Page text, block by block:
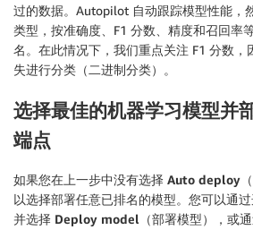
过的数据。Autopilot 自动跟踪模型性能，
类型，按准确度、F1 分数、精度和召回率
名。在此情况下，我们重点关注 F1 分数，
失进行分类（二进制分类）。
选择最佳的机器学习模型并
端点
如果您在上一步中没有选择 Auto deploy
以选择部署任意已排名的模型。您可以通过
并选择 Deploy model （部署模型），或